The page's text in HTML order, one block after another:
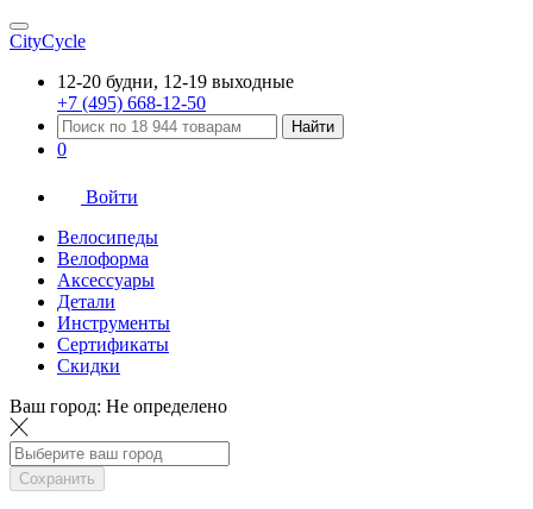
CityCycle
12-20 будни, 12-19 выходные
+7 (495) 668-12-50
Найти
0
Войти
Велосипеды
Велоформа
Аксессуары
Детали
Инструменты
Сертификаты
Скидки
Ваш город: Не определено
Сохранить